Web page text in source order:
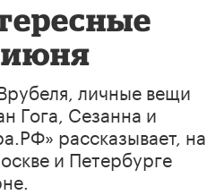
июня
личные вещи
Гога, Сезанна и
рассказывает, на
и Петербурге